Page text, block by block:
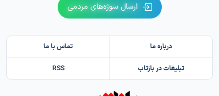
ارسال سوژه‌های مردمی
درباره ما تماس با ما
تبلیغات در بازتاب RSS